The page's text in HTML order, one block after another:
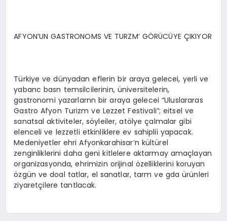
AFYON’UN GASTRONOMS VE TURZM’ GÖRÜCÜYE ÇIKIYOR
Türkiye ve dünyadan eflerin bir araya gelecei, yerli ve
yabanc basn temsilcilerinin, üniversitelerin,
gastronomi yazarlarnn bir araya gelecei “Uluslararas
Gastro Afyon Turizm ve Lezzet Festivali”; eitsel ve
sanatsal aktiviteler, söyleiler, atölye çalmalar gibi
elenceli ve lezzetli etkinliklere ev sahiplii yapacak.
Medeniyetler ehri Afyonkarahisar’n kültürel
zenginliklerini daha geni kitlelere aktarmay amaçlayan
organizasyonda, ehrimizin orijinal özelliklerini koruyan
özgün ve doal tatlar, el sanatlar, tarm ve gda ürünleri
ziyaretçilere tantlacak.